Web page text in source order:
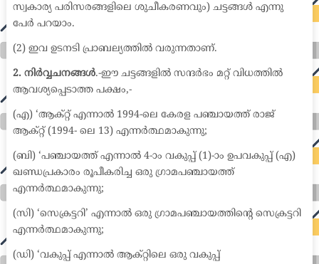
സ്വകാര്യ പരിസരങ്ങളിലെ ശുചീകരണവും) ചട്ടങ്ങൾ എന്നു
പേർ പറയാം.
(2) ഇവ ഉടനടി പ്രാബല്യത്തിൽ വരുന്നതാണ്.
2. നിർവ്വചനങ്ങൾ.-ഈ ചട്ടങ്ങളിൽ സന്ദർഭം മറ്റ് വിധത്തിൽ
ആവശ്യപ്പെടാത്ത പക്ഷം,-
(എ) ‘ആക്റ്റ് എന്നാൽ 1994-ലെ കേരള പഞ്ചായത്ത് രാജ്
ആക്റ്റ് (1994- ലെ 13) എന്നർത്ഥമാകുന്നു;
(ബി) ‘പഞ്ചായത്ത് എന്നാൽ 4-ാം വകുപ്പ് (1)-ാം ഉപവകുപ്പ് (എ)
ഖണ്ഡപ്രകാരം രൂപീകരിച്ച ഒരു ഗ്രാമപഞ്ചായത്ത്
എന്നർത്ഥമാകുന്നു;
(സി) ‘സെക്രട്ടറി’ എന്നാൽ ഒരു ഗ്രാമപഞ്ചായത്തിന്റെ സെക്രട്ടറി
എന്നർത്ഥമാകുന്നു;
(ഡി) ‘വകുപ്പ് എന്നാൽ ആക്റ്റിലെ ഒരു വകുപ്പ്